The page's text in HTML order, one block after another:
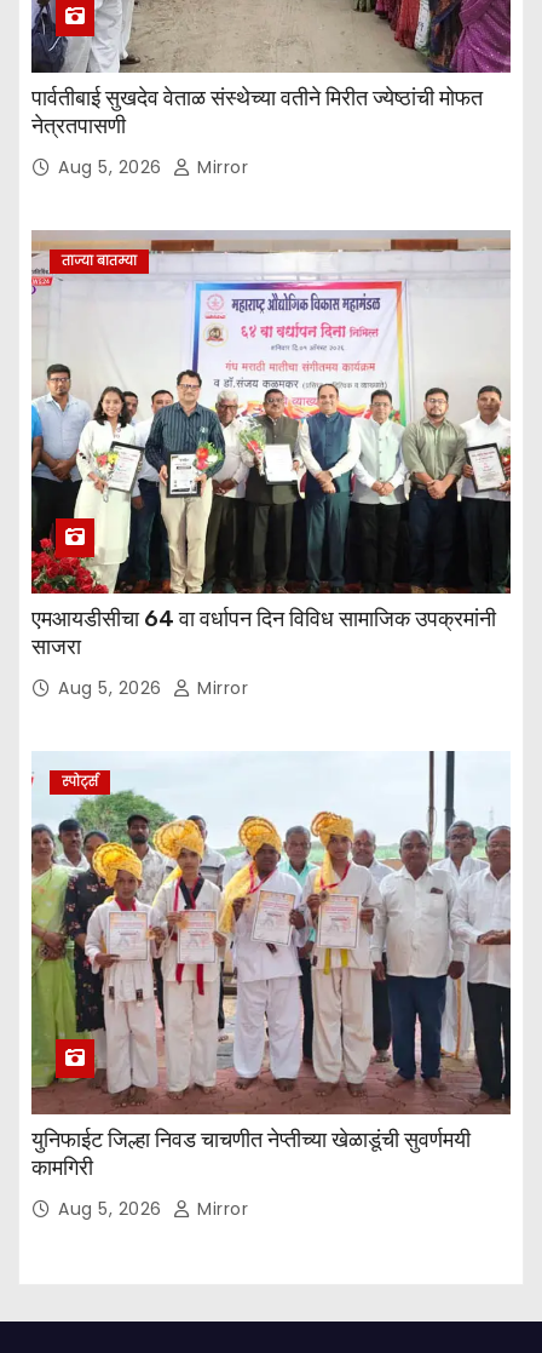
पार्वतीबाई सुखदेव वेताळ संस्थेच्या वतीने मिरीत ज्येष्ठांची मोफत
नेत्रतपासणी
Aug 5, 2026 Mirror
ताज्या बातम्या
एमआयडीसीचा 64 वा वर्धापन दिन विविध सामाजिक उपक्रमांनी
साजरा
Aug 5, 2026 Mirror
स्पोर्ट्स
युनिफाईट जिल्हा निवड चाचणीत नेप्तीच्या खेळाडूंची सुवर्णमयी
कामगिरी
Aug 5, 2026 Mirror